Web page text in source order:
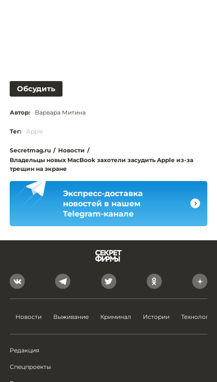
Обсудить
Автор: Варвара Митина
Тег: Apple
Secretmag.ru / Новости /
Владельцы новых MacBook захотели засудить Apple из-за
трещин на экране
Экспресс-доставка
новостей в нашем
Telegram-канале
Новости Выживание Криминал Истории Технологии
Редакция
Спецпроекты